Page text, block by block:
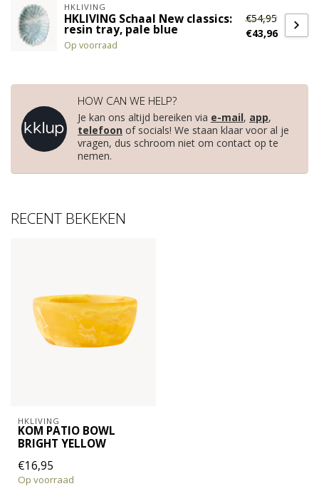
HKLIVING
HKLIVING Schaal New classics:
resin tray, pale blue
Op voorraad
€54,95
€43,96
HOW CAN WE HELP?
Je kan ons altijd bereiken via e-mail, app,
telefoon of socials! We staan klaar voor al je
vragen, dus schroom niet om contact op te
nemen.
RECENT BEKEKEN
HKLIVING
KOM PATIO BOWL
BRIGHT YELLOW
€16,95
Op voorraad